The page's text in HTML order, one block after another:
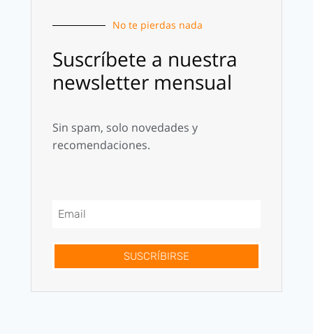
No te pierdas nada
Suscríbete a nuestra
newsletter mensual
Sin spam, solo novedades y
recomendaciones.
SUSCRÍBIRSE